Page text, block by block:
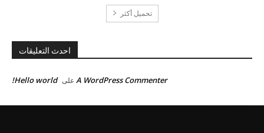
تحميل أكثر
احدث التعليقات
A WordPress Commenter على Hello world!